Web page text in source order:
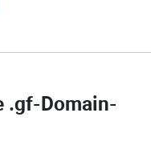
.gf-Domain-